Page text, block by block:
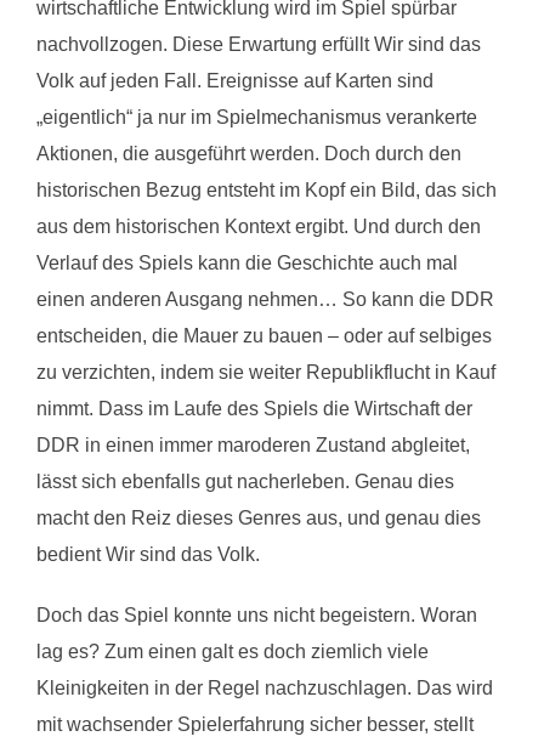
wirtschaftliche Entwicklung wird im Spiel spürbar
nachvollzogen. Diese Erwartung erfüllt Wir sind das
Volk auf jeden Fall. Ereignisse auf Karten sind
„eigentlich“ ja nur im Spielmechanismus verankerte
Aktionen, die ausgeführt werden. Doch durch den
historischen Bezug entsteht im Kopf ein Bild, das sich
aus dem historischen Kontext ergibt. Und durch den
Verlauf des Spiels kann die Geschichte auch mal
einen anderen Ausgang nehmen… So kann die DDR
entscheiden, die Mauer zu bauen – oder auf selbiges
zu verzichten, indem sie weiter Republikflucht in Kauf
nimmt. Dass im Laufe des Spiels die Wirtschaft der
DDR in einen immer maroderen Zustand abgleitet,
lässt sich ebenfalls gut nacherleben. Genau dies
macht den Reiz dieses Genres aus, und genau dies
bedient Wir sind das Volk.
Doch das Spiel konnte uns nicht begeistern. Woran
lag es? Zum einen galt es doch ziemlich viele
Kleinigkeiten in der Regel nachzuschlagen. Das wird
mit wachsender Spielerfahrung sicher besser, stellt